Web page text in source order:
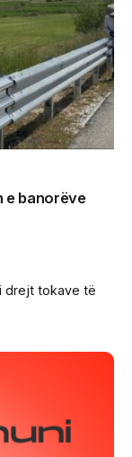
e banorëve
drejt tokave të